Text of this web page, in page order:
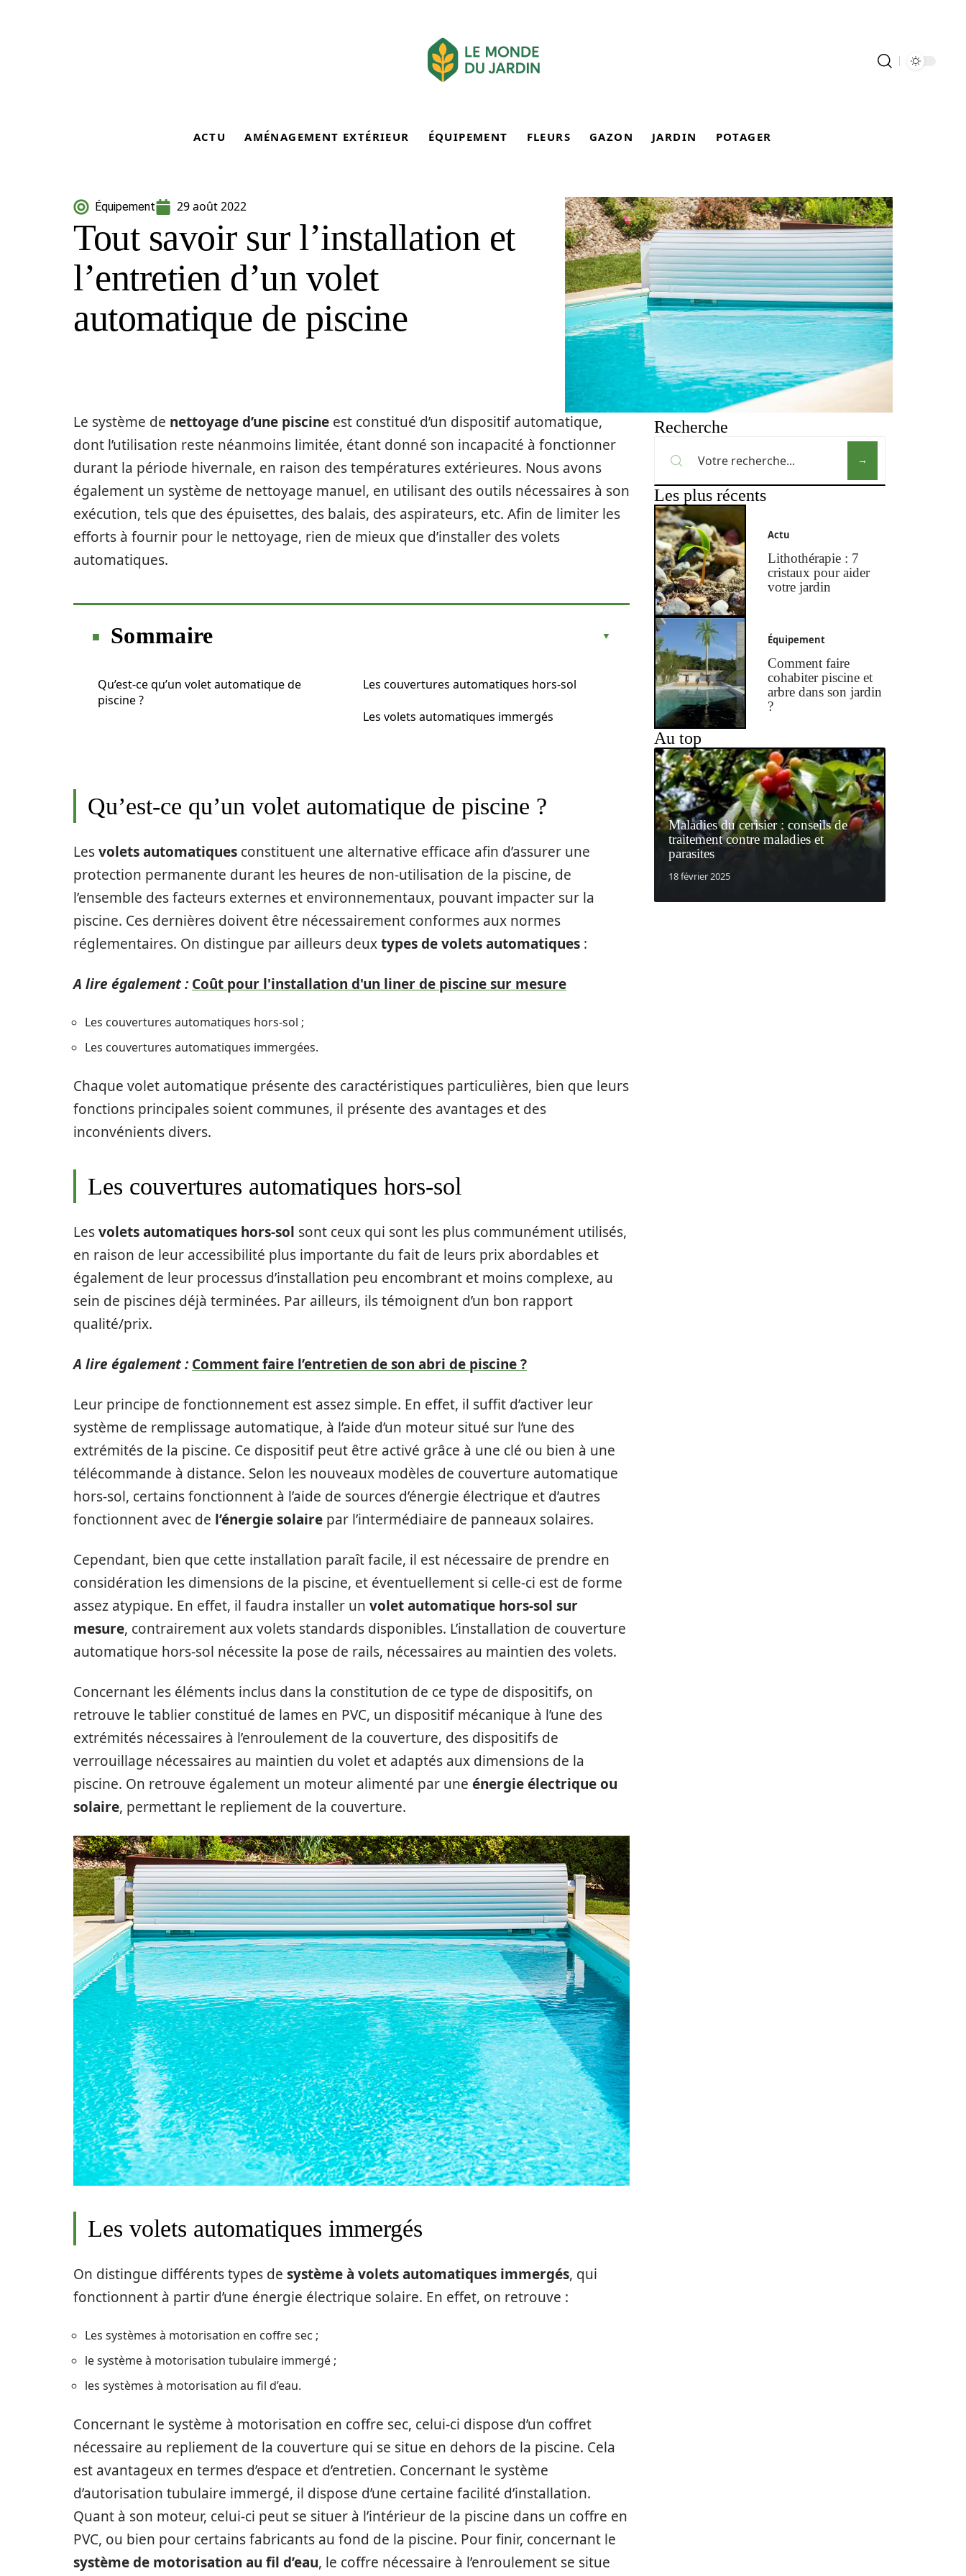
ACTU AMÉNAGEMENT EXTÉRIEUR ÉQUIPEMENT FLEURS GAZON JARDIN POTAGER
Équipement 29 août 2022
Tout savoir sur l’installation et
l’entretien d’un volet
automatique de piscine
Le système de nettoyage d’une piscine est constitué d’un dispositif automatique,
dont l’utilisation reste néanmoins limitée, étant donné son incapacité à fonctionner
durant la période hivernale, en raison des températures extérieures. Nous avons
également un système de nettoyage manuel, en utilisant des outils nécessaires à son
exécution, tels que des épuisettes, des balais, des aspirateurs, etc. Afin de limiter les
efforts à fournir pour le nettoyage, rien de mieux que d’installer des volets
automatiques.
Sommaire
Qu’est-ce qu’un volet automatique de
piscine ?
Les couvertures automatiques hors-sol
Les volets automatiques immergés
Qu’est-ce qu’un volet automatique de piscine ?
Lesvolets automatiques constituent une alternative efficace afin d’assurer une
protection permanente durant les heures de non-utilisation de la piscine, de
l’ensemble des facteurs externes et environnementaux, pouvant impacter sur la
piscine. Ces dernières doivent être nécessairement conformes aux normes
réglementaires. On distingue par ailleurs deuxtypes de volets automatiques :
A lire également : Coût pour l'installation d'un liner de piscine sur mesure
Les couvertures automatiques hors-sol ;
Les couvertures automatiques immergées.
Chaque volet automatique présente des caractéristiques particulières, bien que leurs
fonctions principales soient communes, il présente des avantages et des
inconvénients divers.
Les couvertures automatiques hors-sol
Lesvolets automatiques hors-sol sont ceux qui sont les plus communément utilisés,
en raison de leur accessibilité plus importante du fait de leurs prix abordables et
également de leur processus d’installation peu encombrant et moins complexe, au
sein de piscines déjà terminées. Par ailleurs, ils témoignent d’un bon rapport
qualité/prix.
A lire également : Comment faire l’entretien de son abri de piscine ?
Leur principe de fonctionnement est assez simple. En effet, il suffit d’activer leur
système de remplissage automatique, à l’aide d’un moteur situé sur l’une des
extrémités de la piscine. Ce dispositif peut être activé grâce à une clé ou bien à une
télécommande à distance. Selon les nouveaux modèles de couverture automatique
hors-sol, certains fonctionnent à l’aide de sources d’énergie électrique et d’autres
fonctionnent avec de l’énergie solaire par l’intermédiaire de panneaux solaires.
Cependant, bien que cette installation paraît facile, il est nécessaire de prendre en
considération les dimensions de la piscine, et éventuellement si celle-ci est de forme
assez atypique. En effet, il faudra installer un volet automatique hors-sol sur
mesure, contrairement aux volets standards disponibles. L’installation de couverture
automatique hors-sol nécessite la pose de rails, nécessaires au maintien des volets.
Concernant les éléments inclus dans la constitution de ce type de dispositifs, on
retrouve le tablier constitué de lames en PVC, un dispositif mécanique à l’une des
extrémités nécessaires à l’enroulement de la couverture, des dispositifs de
verrouillage nécessaires au maintien du volet et adaptés aux dimensions de la
piscine. On retrouve également un moteur alimenté par une énergie électrique ou
solaire, permettant le repliement de la couverture.
Les volets automatiques immergés
On distingue différents types de système à volets automatiques immergés, qui
fonctionnent à partir d’une énergie électrique solaire. En effet, on retrouve :
Les systèmes à motorisation en coffre sec ;
le système à motorisation tubulaire immergé ;
les systèmes à motorisation au fil d’eau.
Concernant le système à motorisation en coffre sec, celui-ci dispose d’un coffret
nécessaire au repliement de la couverture qui se situe en dehors de la piscine. Cela
est avantageux en termes d’espace et d’entretien. Concernant le système
d’autorisation tubulaire immergé, il dispose d’une certaine facilité d’installation.
Quant à son moteur, celui-ci peut se situer à l’intérieur de la piscine dans un coffre en
PVC, ou bien pour certains fabricants au fond de la piscine. Pour finir, concernant le
système de motorisation au fil d’eau, le coffre nécessaire à l’enroulement se situe
Recherche
Les plus récents
Actu
Lithothérapie : 7
cristaux pour aider
votre jardin
Équipement
Comment faire
cohabiter piscine et
arbre dans son jardin
?
Au top
Maladies du cerisier : conseils de
traitement contre maladies et
parasites
18 février 2025